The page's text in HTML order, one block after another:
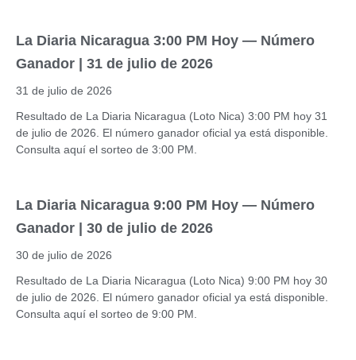
La Diaria Nicaragua 3:00 PM Hoy — Número
Ganador | 31 de julio de 2026
31 de julio de 2026
Resultado de La Diaria Nicaragua (Loto Nica) 3:00 PM hoy 31
de julio de 2026. El número ganador oficial ya está disponible.
Consulta aquí el sorteo de 3:00 PM.
La Diaria Nicaragua 9:00 PM Hoy — Número
Ganador | 30 de julio de 2026
30 de julio de 2026
Resultado de La Diaria Nicaragua (Loto Nica) 9:00 PM hoy 30
de julio de 2026. El número ganador oficial ya está disponible.
Consulta aquí el sorteo de 9:00 PM.